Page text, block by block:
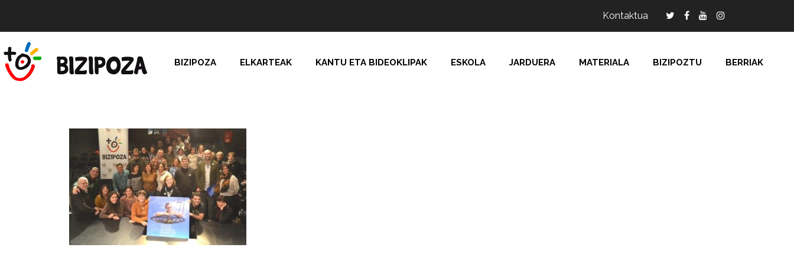
Kontaktua
BIZIPOZA ELKARTEAK KANTU ETA BIDEOKLIPAK ESKOLA JARDUERA MATERIALA BIZIPOZTU BERRIAK